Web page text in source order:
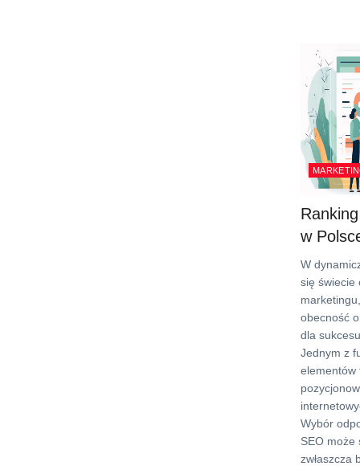
w
W
się świecie
obecność
dla
Jednym z
elementów
Wybór
SEO może
zwłaszcza